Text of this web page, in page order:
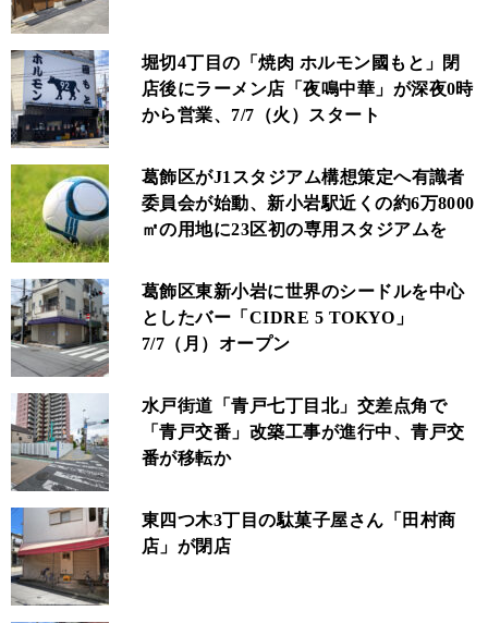
堀切4丁目の「焼肉 ホルモン國もと」閉
店後にラーメン店「夜鳴中華」が深夜0時
から営業、7/7（火）スタート
葛飾区がJ1スタジアム構想策定へ有識者
委員会が始動、新小岩駅近くの約6万8000
㎡の用地に23区初の専用スタジアムを
葛飾区東新小岩に世界のシードルを中心
としたバー「CIDRE 5 TOKYO」
7/7（月）オープン
水戸街道「青戸七丁目北」交差点角で
「青戸交番」改築工事が進行中、青戸交
番が移転か
東四つ木3丁目の駄菓子屋さん「田村商
店」が閉店